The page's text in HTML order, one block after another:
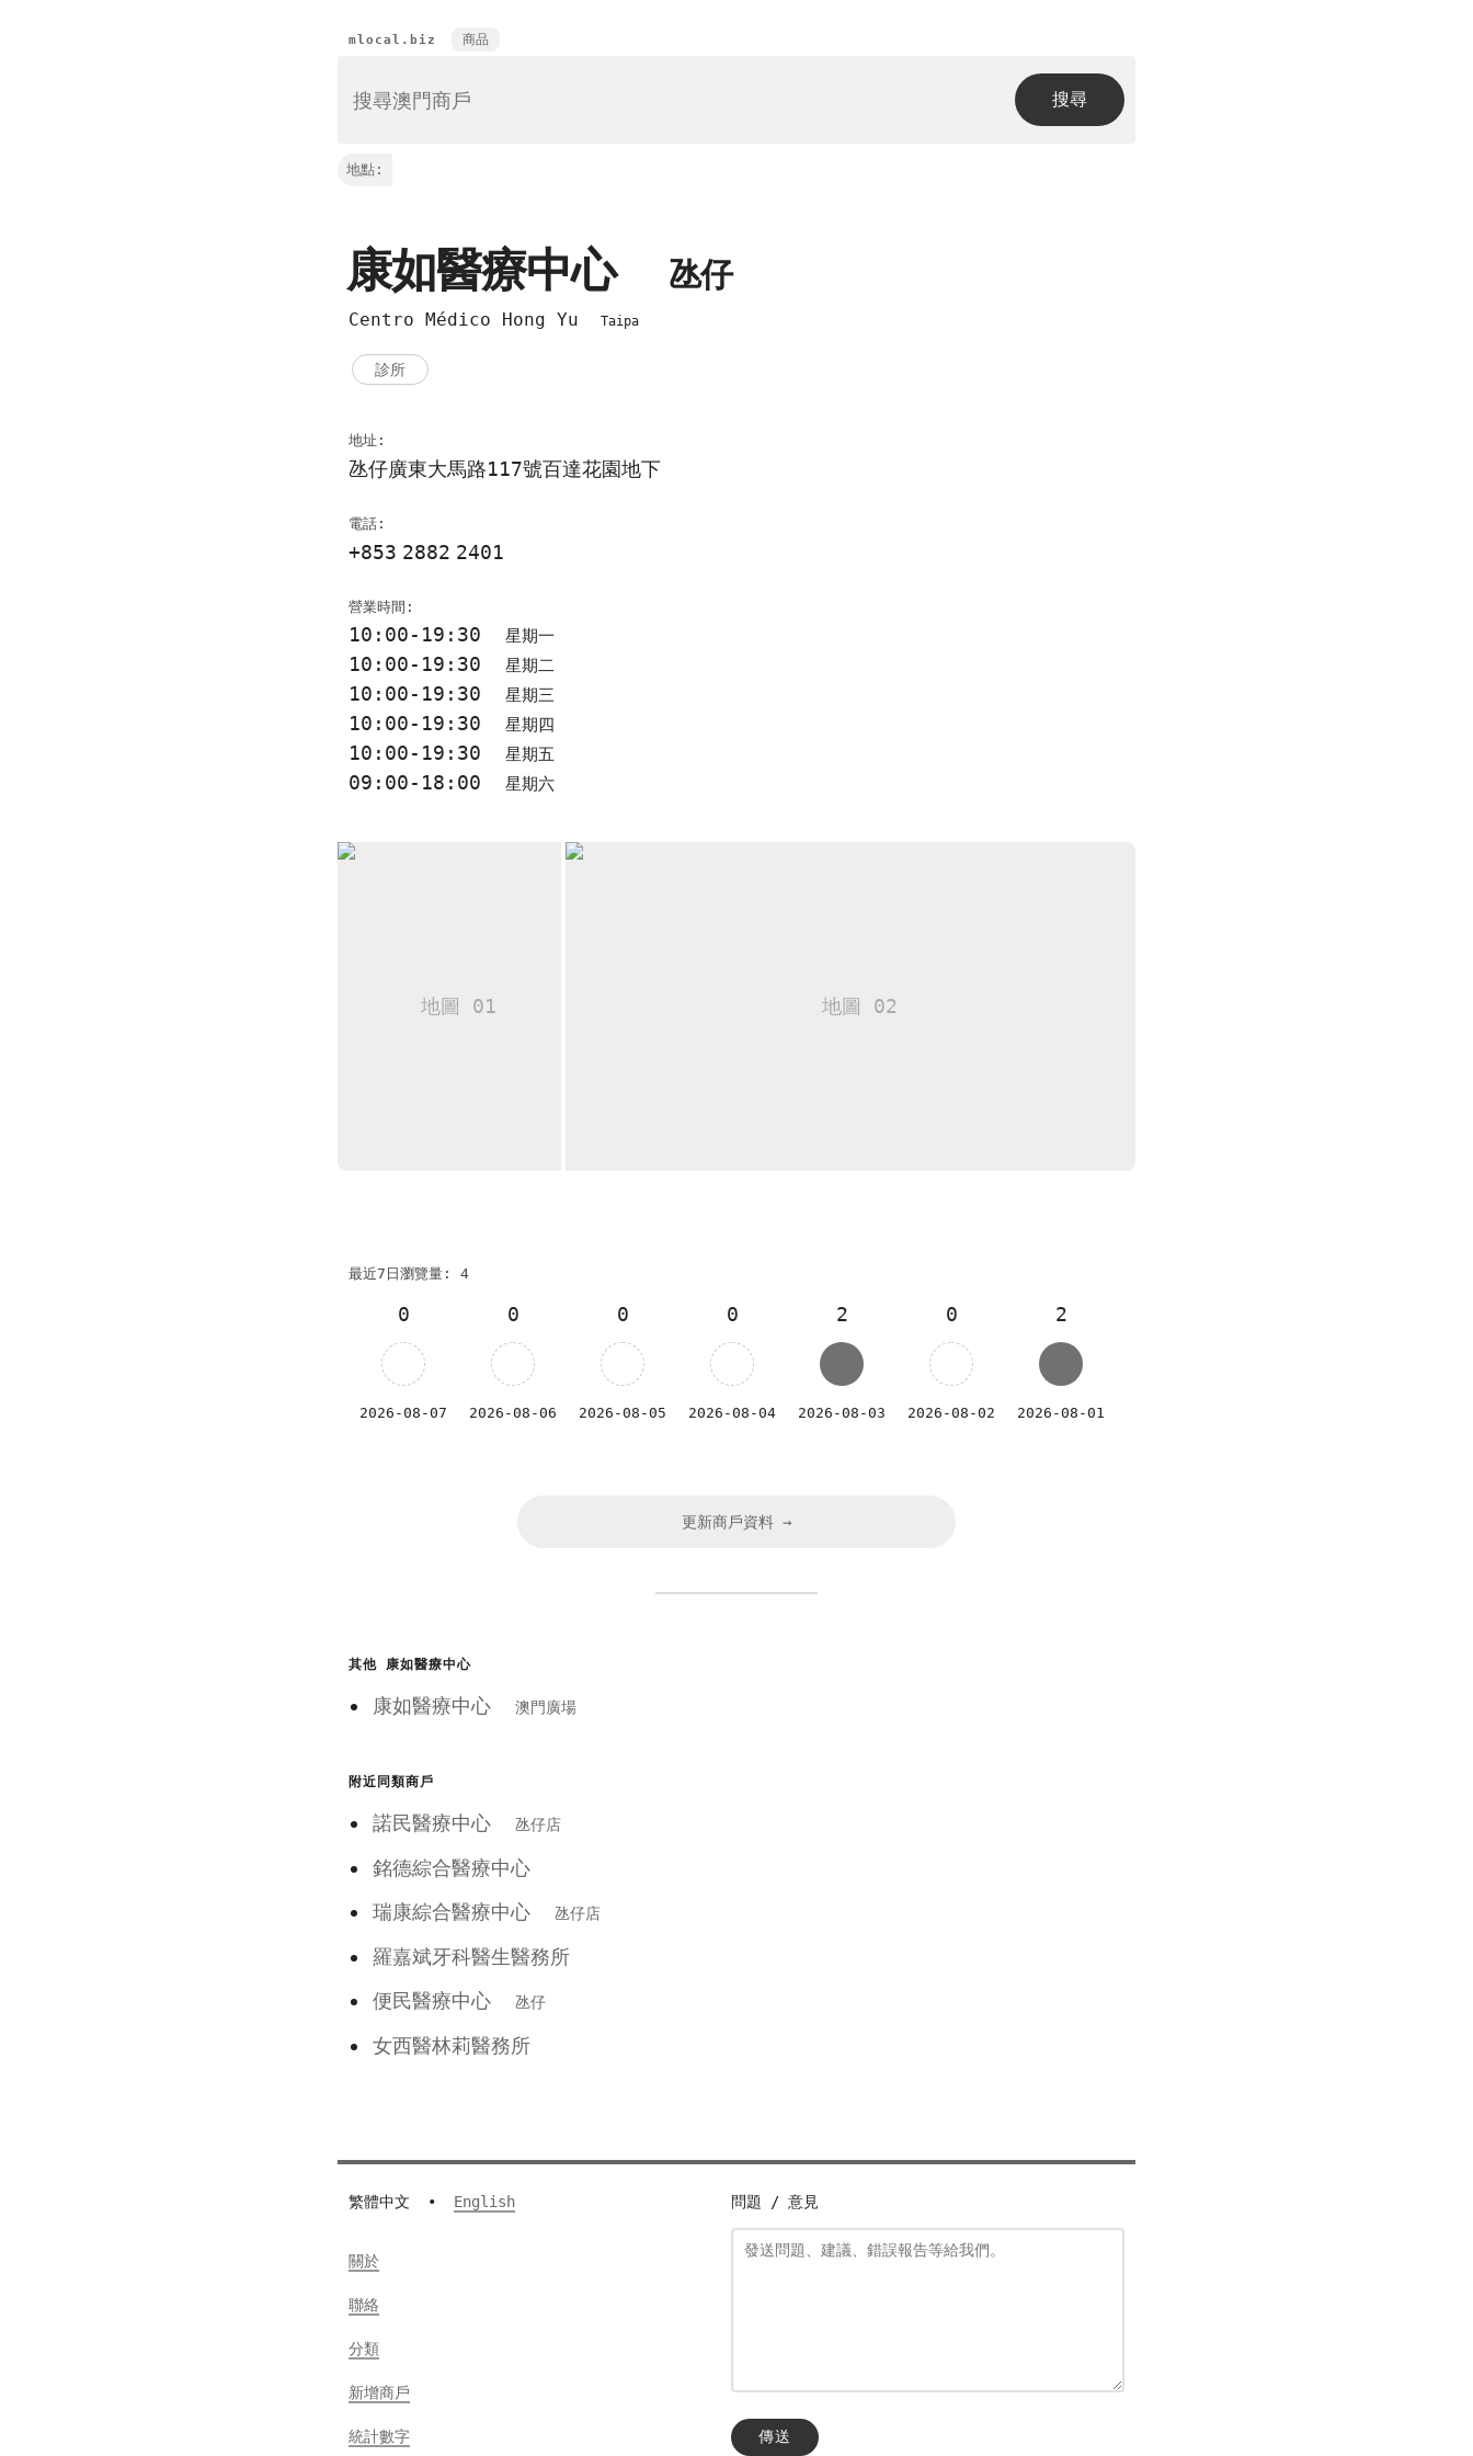
mlocal.biz 商品
地點:
康如醫療中心 氹仔
Centro Médico Hong Yu Taipa
診所
地址:
氹仔廣東大馬路117號百達花園地下
電話:
+853 2882 2401
營業時間:
10:00-19:30 星期一
10:00-19:30 星期二
10:00-19:30 星期三
10:00-19:30 星期四
10:00-19:30 星期五
09:00-18:00 星期六
最近7日瀏覽量: 4
0
2026-08-07
0
2026-08-06
0
2026-08-05
0
2026-08-04
2
2026-08-03
0
2026-08-02
2
2026-08-01
更新商戶資料 →
其他 康如醫療中心
康如醫療中心 澳門廣場
附近同類商戶
諾民醫療中心 氹仔店
銘德綜合醫療中心
瑞康綜合醫療中心
氹仔店
羅嘉斌牙科醫生醫務所
便民醫療中心
氹仔
女西醫林莉醫務所
繁體中文 • English
關於
聯絡
分類
新增商戶
統計數字
問題 / 意見